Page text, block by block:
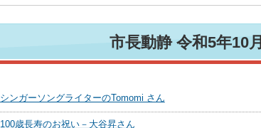
市長動静 令和5年10月
シンガーソングライターのTomomi さん
100歳長寿のお祝い－大谷昇さん